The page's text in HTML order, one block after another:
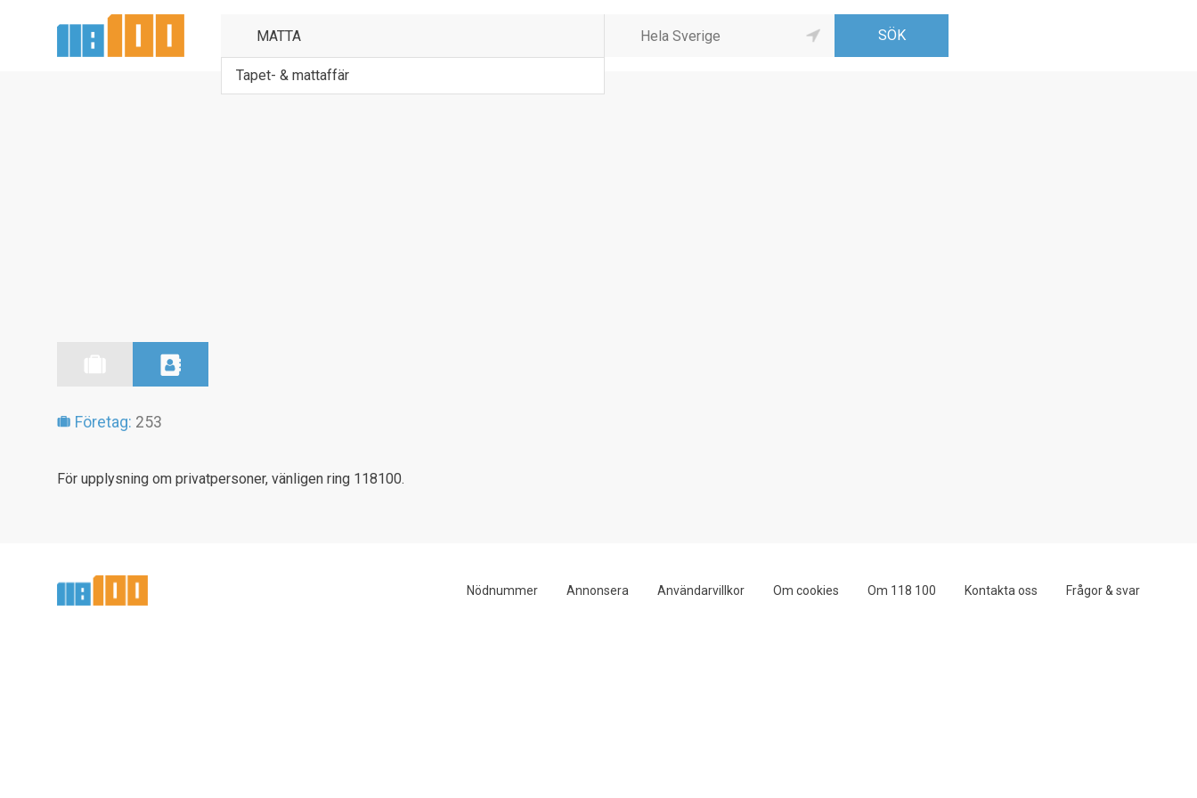
Tapet- & mattaffär
Företag: 253
För upplysning om privatpersoner, vänligen ring 118100.
Nödnummer Annonsera Användarvillkor Om cookies Om 118 100 Kontakta oss Frågor & svar